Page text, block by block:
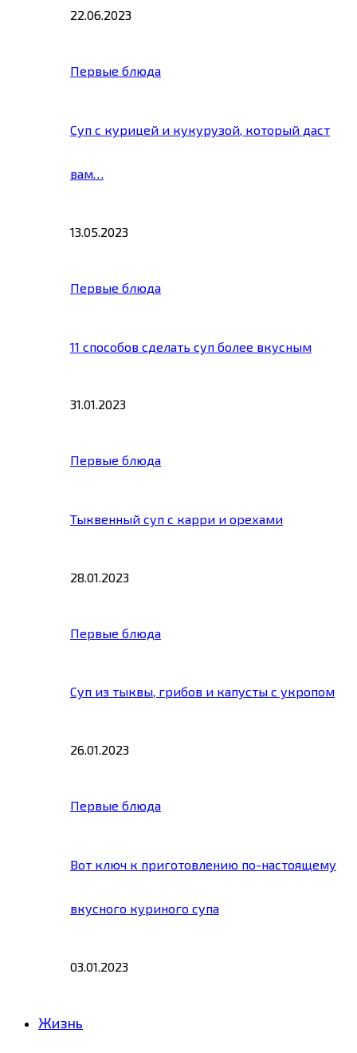
22.06.2023
Первые блюда
Суп с курицей и кукурузой, который даст
вам…
13.05.2023
Первые блюда
11 способов сделать суп более вкусным
31.01.2023
Первые блюда
Тыквенный суп с карри и орехами
28.01.2023
Первые блюда
Суп из тыквы, грибов и капусты с укропом
26.01.2023
Первые блюда
Вот ключ к приготовлению по-настоящему
вкусного куриного супа
03.01.2023
Жизнь